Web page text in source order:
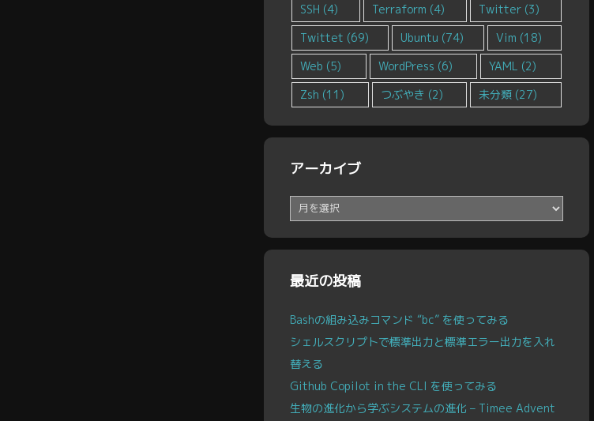
SSH (4) Terraform (4) Twitter (3)
Twittet (69) Ubuntu (74) Vim (18)
Web (5) WordPress (6) YAML (2)
Zsh (11) つぶやき (2) 未分類 (27)
アーカイブ
ー
イ
最近の投稿
Bashの組み込みコマンド “bc” を使ってみる
シェルスクリプトで標準出力と標準エラー出力を入れ
替える
Github Copilot in the CLI を使ってみる
生物の進化から学ぶシステムの進化 – Timee Advent